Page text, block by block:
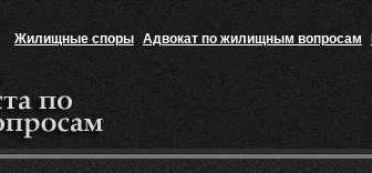
Жилищные споры Адвокат по жилищным вопросам